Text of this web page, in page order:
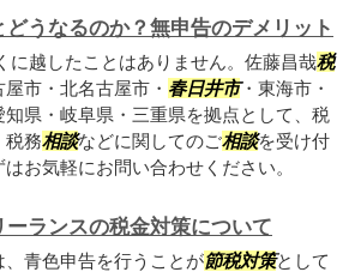
うなるのか？無申告のデメリット
に越したことはありません。佐藤昌哉税
市・北名古屋市・ 春日井市・東海市・
県・岐阜県・三重県を拠点として、税
税務相談などに関してのご相談を受け付
お気軽にお問い合わせください。
ランスの税金対策について
、青色申告を行うことが節税対策として